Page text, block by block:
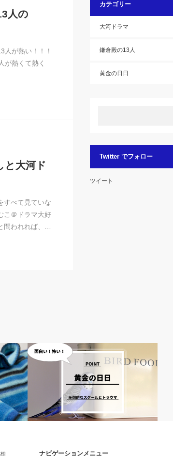
人の
人が熱い！！！
が熱くて熱く
と大河ド
すべて見ていな
こ＠ドラマ大好
われれば、…
カテゴリー
大河ドラマ
鎌倉殿の13人
黄金の日日
Twitter でフォロー
ツイート
ナビゲーションメニュー